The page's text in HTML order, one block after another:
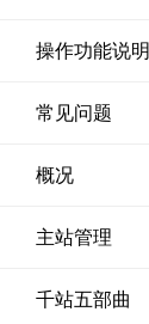
操作功能说明
常见问题
概况
主站管理
千站五部曲